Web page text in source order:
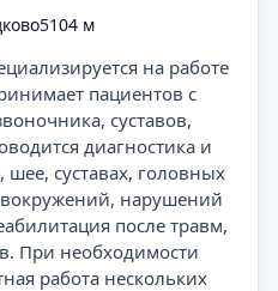
5104 м
на работе
пациентов с
суставов,
диагностика и
суставах, головных
нарушений
после травм,
При необходимости
работа нескольких